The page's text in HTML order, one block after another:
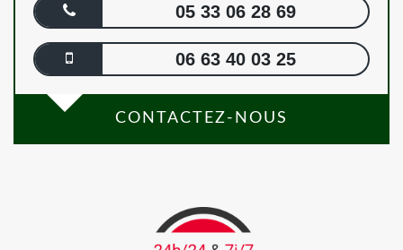
05 33 06 28 69
06 63 40 03 25
CONTACTEZ-NOUS